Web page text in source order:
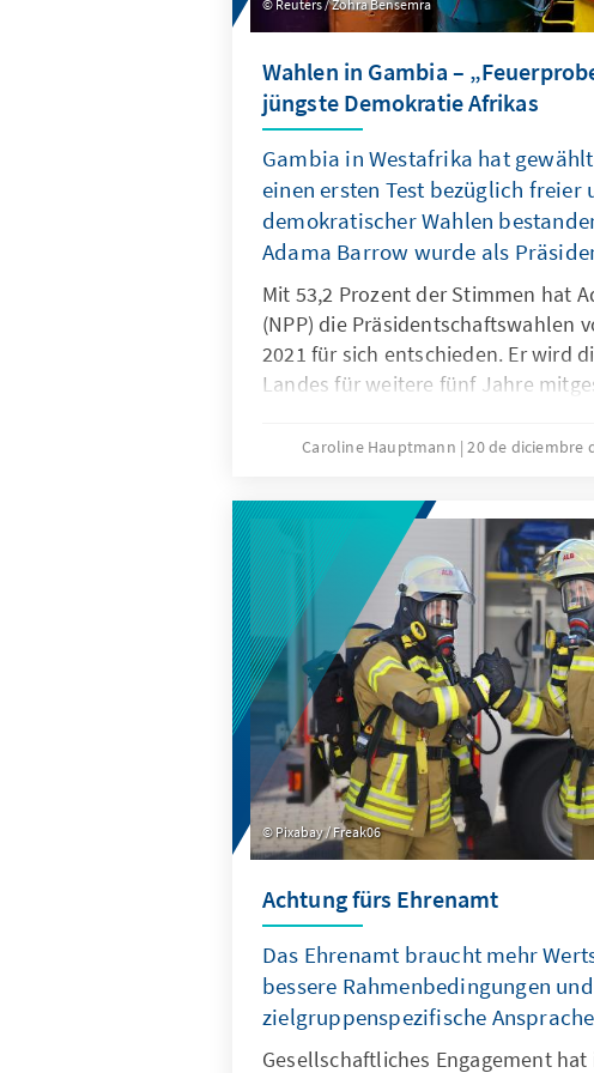
Reuters / Zohra Bensemra
Wahlen in Gambia –
jüngste Demokratie Afrikas
Gambia in Westafrika hat
einen ersten Test bezüglich freier
demokratischer Wahlen
Adama Barrow wurde als
Mit 53,2 Prozent der Stimmen hat
(NPP) die Präsidentschaftswahlen
2021 für sich entschieden. Er wird
Landes für weitere fünf Jahre
Kandeh wurden mit 27,7 Prozent
Stimmen auf Platz 3 verwiesen. Am
hieß es allerdings bereits, dass
Mitkonkurrent Sallah die Wahl
würden, da angeblich eine Reihe
Wahlprozess festgestellt worden
Entsprechende Untersuchungen
werden.
Caroline Hauptmann 20 de diciembre
Pixabay / Freak06
Achtung fürs Ehrenamt
Das Ehrenamt braucht mehr
bessere Rahmenbedingungen
zielgruppenspezifische Ansprache
Gesellschaftliches Engagement